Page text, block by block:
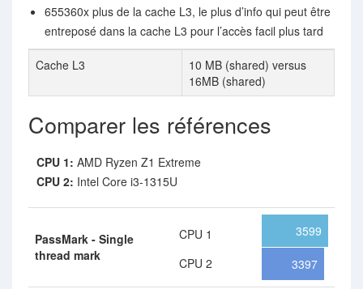
655360x plus de la cache L3, le plus d’info qui peut être
entreposé dans la cache L3 pour l’accès facil plus tard
Cache L3
10 MB (shared) versus
16MB (shared)
Comparer les références
CPU 1: AMD Ryzen Z1 Extreme
CPU 2: Intel Core i3-1315U
PassMark - Single
thread mark
CPU 1
CPU 2
3599
3397